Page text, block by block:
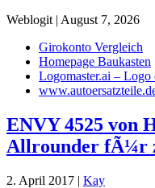
Weblogit | August 7, 2026
Girokonto Vergleich
Homepage Baukasten
Logomaster.ai – Logo
ENVY 4525 von
Allrounder fÃ¼r
2. April 2017 | Kay